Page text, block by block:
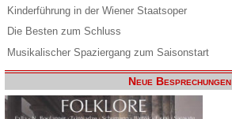
Kinderführung in der Wiener Staatsoper
Die Besten zum Schluss
Musikalischer Spaziergang zum Saisonstart
Neue Besprechungen